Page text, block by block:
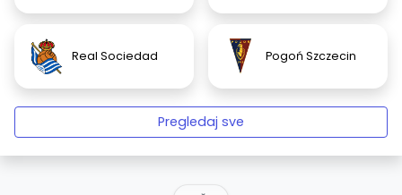
Real Sociedad Pogoń Szczecin
Pregledaj sve